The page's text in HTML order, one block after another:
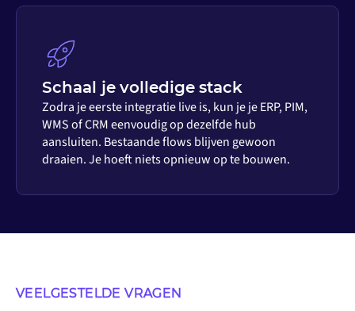
Schaal je volledige stack
Zodra je eerste integratie live is, kun je je ERP, PIM,
WMS of CRM eenvoudig op dezelfde hub
aansluiten. Bestaande flows blijven gewoon
draaien. Je hoeft niets opnieuw op te bouwen.
VEELGESTELDE VRAGEN